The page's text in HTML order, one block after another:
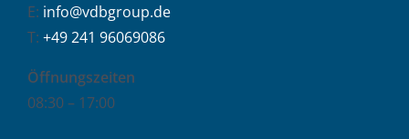
E: info@vdbgroup.de
T: +49 241 96069086
Öffnungszeiten
08:30 – 17:00